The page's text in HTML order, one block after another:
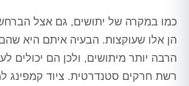
כמו במקרה של יתושים, גם אצל
הן אלו שעוקצות. הבעיה איתם היא
הרבה יותר מיתושים, ולכן הם יכולים
רשת חרקים סטנדרטית. ציוד קמפינג